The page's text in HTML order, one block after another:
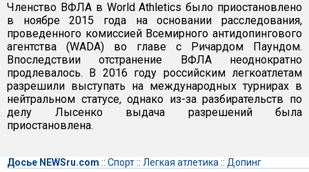
Членство ВФЛА в World Athletics было приостановлено
в ноябре 2015 года на основании расследования,
проведенного комиссией Всемирного антидопингового
агентства (WADA) во главе с Ричардом Паундом.
Впоследствии отстранение ВФЛА неоднократно
продлевалось. В 2016 году российским легкоатлетам
разрешили выступать на международных турнирах в
нейтральном статусе, однако из-за разбирательств по
делу Лысенко выдача разрешений была
приостановлена.
Досье NEWSru.com :: Спорт:: Легкая атлетика:: Допинг